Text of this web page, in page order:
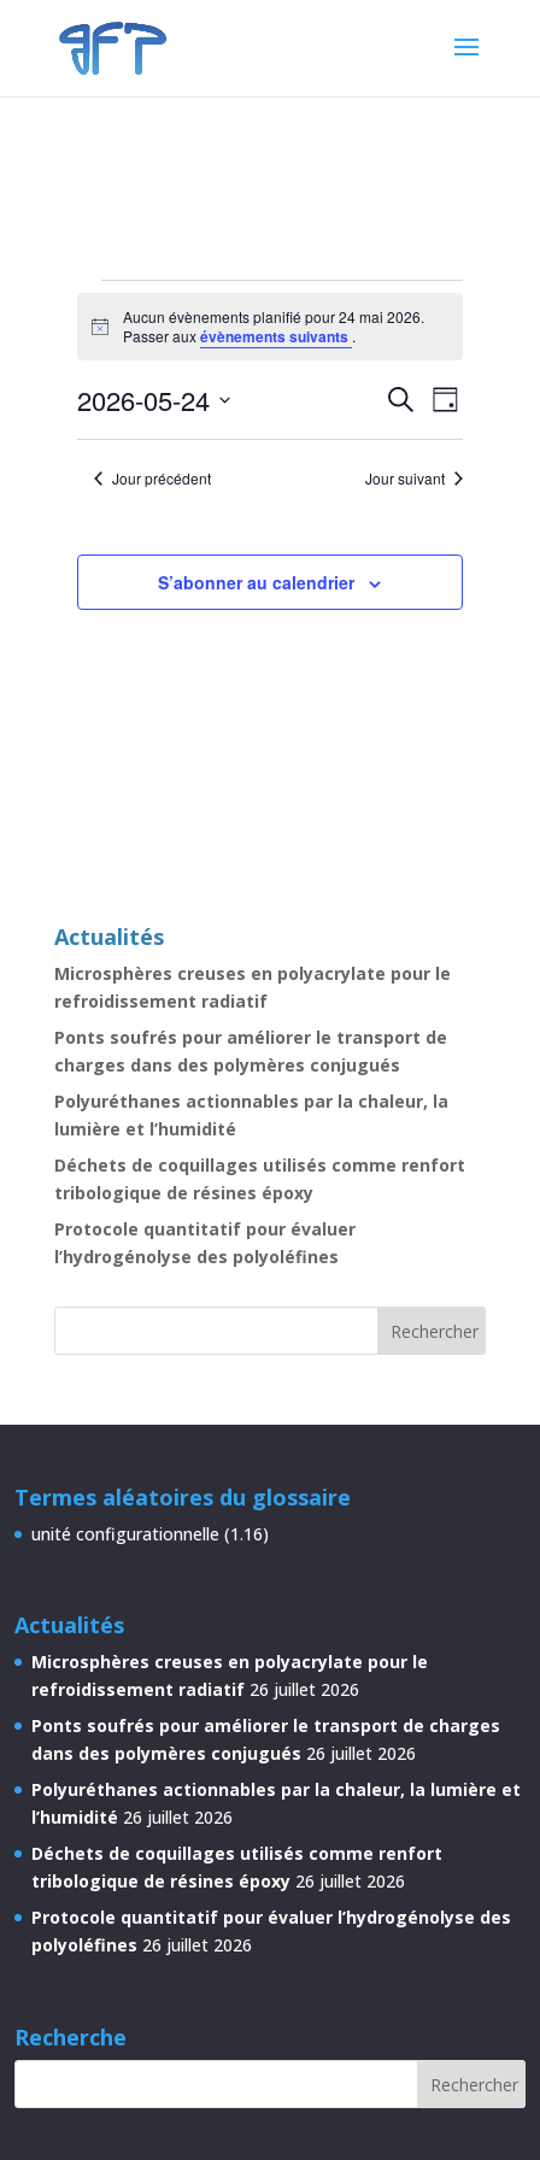
Évènements
for
mai
2026
Notice
Aucun évènements planifié pour 24 mai 2026.
Passer auxévènements suivants .
Recherche
et
de
Recherche
de
vues
Jour
2026-05-24
date.Jour précédent Jour suivant
S’abonner au calendrier
Actualités
Microsphères creuses en polyacrylate pour le
refroidissement radiatif
Ponts soufrés pour améliorer le transport de
charges dans des polymères conjugués
Polyuréthanes actionnables par la chaleur, la
lumière et l’humidité
Déchets de coquillages utilisés comme renfort
tribologique de résines époxy
Protocole quantitatif pour évaluer
l’hydrogénolyse des polyoléfines
Termes aléatoires du glossaire
unité configurationnelle (1.16)
Actualités
Microsphères creuses en polyacrylate pour le
refroidissement radiatif 26 juillet 2026
Ponts soufrés pour améliorer le transport de charges
dans des polymères conjugués 26 juillet 2026
Polyuréthanes actionnables par la chaleur, la lumière et
l’humidité 26 juillet 2026
Déchets de coquillages utilisés comme renfort
tribologique de résines époxy 26 juillet 2026
Protocole quantitatif pour évaluer l’hydrogénolyse des
polyoléfines 26 juillet 2026
Recherche